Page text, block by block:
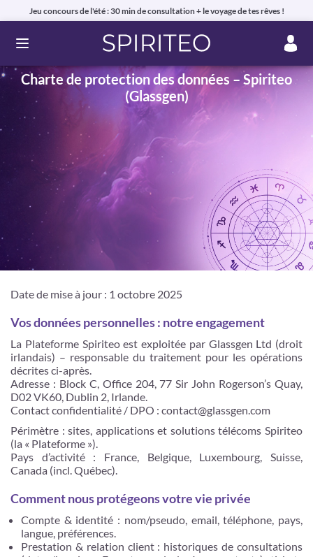
Jeu concours de l'été : 30 min de consultation + le voyage de tes rêves !
Ouvrir le menu
Charte de protection des données – Spiriteo
(Glassgen)
Date de mise à jour : 1 octobre 2025
Vos données personnelles : notre engagement
La Plateforme Spiriteo est exploitée par Glassgen Ltd (droit
irlandais) – responsable du traitement pour les opérations
décrites ci-après.
Adresse : Block C, Office 204, 77 Sir John Rogerson’s Quay,
D02 VK60, Dublin 2, Irlande.
Contact confidentialité / DPO : contact@glassgen.com
Périmètre : sites, applications et solutions télécoms Spiriteo
(la « Plateforme »).
Pays d’activité : France, Belgique, Luxembourg, Suisse,
Canada (incl. Québec).
Comment nous protégeons votre vie privée
Compte & identité : nom/pseudo, email, téléphone, pays,
langue, préférences.
Prestation & relation client : historiques de consultations